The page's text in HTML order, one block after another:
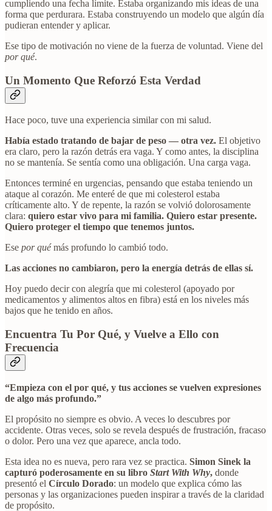
cumpliendo una fecha límite. Estaba organizando mis ideas de una
forma que perdurara. Estaba construyendo un modelo que algún día
pudieran entender y aplicar.
Ese tipo de motivación no viene de la fuerza de voluntad. Viene del
por qué.
Un Momento Que Reforzó Esta Verdad
Hace poco, tuve una experiencia similar con mi salud.
Había estado tratando de bajar de peso — otra vez. El objetivo
era claro, pero la razón detrás era vaga. Y como antes, la disciplina
no se mantenía. Se sentía como una obligación. Una carga vaga.
Entonces terminé en urgencias, pensando que estaba teniendo un
ataque al corazón. Me enteré de que mi colesterol estaba
críticamente alto. Y de repente, la razón se volvió dolorosamente
clara: quiero estar vivo para mi familia. Quiero estar presente.
Quiero proteger el tiempo que tenemos juntos.
Ese por quémás profundo lo cambió todo.
Las acciones no cambiaron, pero la energía detrás de ellas sí.
Hoy puedo decir con alegría que mi colesterol (apoyado por
medicamentos y alimentos altos en fibra) está en los niveles más
bajos que he tenido en años.
Encuentra Tu Por Qué, y Vuelve a Ello con
Frecuencia
“Empieza con el por qué, y tus acciones se vuelven expresiones
de algo más profundo.”
El propósito no siempre es obvio. A veces lo descubres por
accidente. Otras veces, solo se revela después de frustración, fracaso
o dolor. Pero una vez que aparece, ancla todo.
Esta idea no es nueva, pero rara vez se practica. Simon Sinek la
capturó poderosamente en su libro Start With Why, donde
presentó el Círculo Dorado: un modelo que explica cómo las
personas y las organizaciones pueden inspirar a través de la claridad
de propósito.